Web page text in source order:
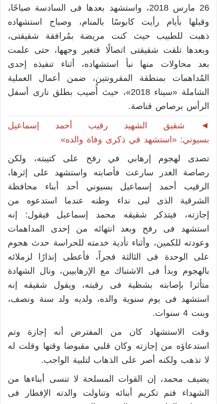
26 مارس 2018، واستشهد بعدها فى السادسة صباحًا،
وقبلها بأيام رأيت كابوسًا بالمنام، وصباح استشهاده
ذهبت للطبيب حيث كنت مريضة بمُرافقة شقيقتى،
وبعدها تلقت شقيقتى اتصالًا فتغير وجهها، حتى علمت
بعد محاولات منها نبأ استشهاده، أثناء تنفيذه إحدى
المُداهمات بمنطقة المقرونتين، ضمن أعمال العملية
الشاملة «سيناء 2018»، حيث أُصيب بطلق نارى أسفل
الرأس برصاص قناصة.
◄ شقيق الشهيد رقيب أحمد إسماعيل
بسيوني: «استشهد في ذكرى وفاة والده»
تصدى لهجوم إرهابي في رفح على كتيبته، ولكن
رصاصة الغدر سارعت فأصابته واستشهد على إثرها،
الرقيب أحمد إسماعيل بسيوني أحد أبناء محافظة
الشرقية الذى لبى نداء وطنه عندما استدعوه من
إجازته، فيتذكر شقيقه محمد إسماعيل فيقول: إنه
استشهد فى رفح وبعد انتهائه من إحدى المداهمات
وعودته للكمين، وأثناء تأدية خدمته للحراسة حدث هجوم
على الوحدة فى الثالثة فجراً، فأعطى إنذارًا لزملائه
بالهجوم وبدأ فى الاشتباك مع الإرهابيين، ونال الشهادة
متأثرا بإصابته بشظية فى رقبته، ويقول شقيقه إنه
استشهد فى يوم سنوية والده، ولديه ولد سنة ونصف،
وبنت 4 سنوات.
وقت الاستشهاد كان من المفترض أنه إجازة وتم
استدعاؤه من إجازته وكان قلبي مقبوضا وقتها وقلت له
لا تذهب ولكنه أصر على الذهاب لتلبية الواجب.
يضيف محمد، إن القوات المسلحة لا تنسى أبناءها من
الشهداء فتم تكريم أبنائه وتناولت والدته الإفطار فى